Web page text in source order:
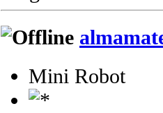
Mini Robot